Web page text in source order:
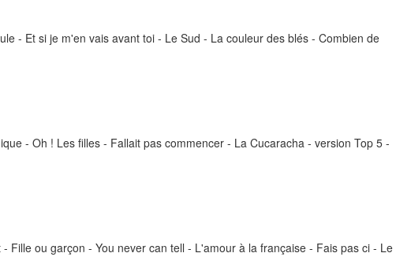
- Et si je m'en vais avant toi - Le Sud - La couleur des blés - Combien de
- Oh ! Les filles - Fallait pas commencer - La Cucaracha - version Top 5 -
ou garçon - You never can tell - L'amour à la française - Fais pas ci - Le